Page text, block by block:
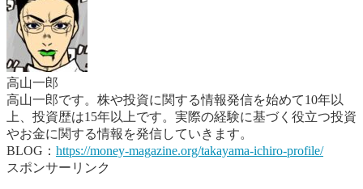
高山一郎
高山一郎です。株や投資に関する情報発信を始めて10年以
上、投資歴は15年以上です。実際の経験に基づく役立つ投資
やお金に関する情報を発信していきます。
BLOG： https://money-magazine.org/takayama-ichiro-profile/
スポンサーリンク